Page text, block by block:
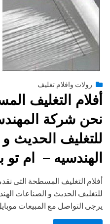
byengmansyPosted
on
يونيو 29, 2015
رولات وافلام تغليف
أفلام التغليف
نحن شركة
للتغليف الحديث
الهندسيه – ام تو
أفلام التغليف المسطحة التى
للتغليف الحديث و الصناعات
يرجى التواصل مع المبيعات